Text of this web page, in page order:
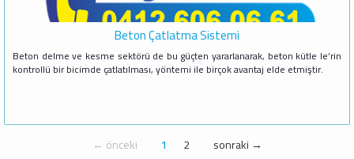
Beton Çatlatma Sistemi
Beton delme ve kesme sektörü de bu güçten yararlanarak, beton kütle le’rin
kontrollü bir bicimde çatlatılması, yöntemi ile birçok avantaj elde etmiştir.
← önceki 1 2 sonraki →